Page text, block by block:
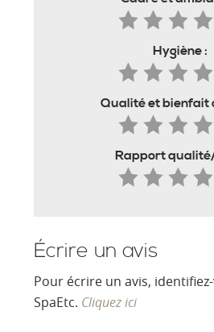
Hygiène :
Qualité et bienfait
Rapport
Écrire un avis
Pour écrire un avis,
SpaEtc. Cliquez ici